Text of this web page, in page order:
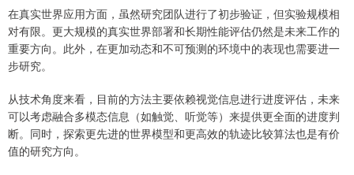
在真实世界应用方面，虽然研究团队进行了初步验证，但实验规模相
对有限。更大规模的真实世界部署和长期性能评估仍然是未来工作的
重要方向。此外，在更加动态和不可预测的环境中的表现也需要进一
步研究。
从技术角度来看，目前的方法主要依赖视觉信息进行进度评估，未来
可以考虑融合多模态信息（如触觉、听觉等）来提供更全面的进度判
断。同时，探索更先进的世界模型和更高效的轨迹比较算法也是有价
值的研究方向。